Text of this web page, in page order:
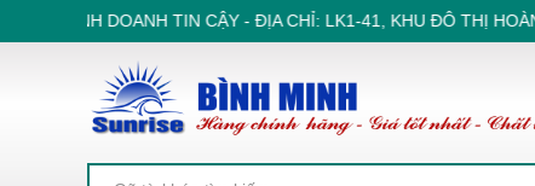
TÁC KINH DOANH TIN CẬY - ĐỊA CHỈ: LK1-41, KHU ĐÔ THỊ